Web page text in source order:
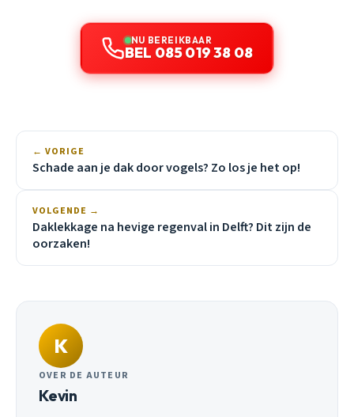
NU BEREIKBAAR
BEL 085 019 38 08
← VORIGE
Schade aan je dak door vogels? Zo los je het op!
VOLGENDE →
Daklekkage na hevige regenval in Delft? Dit zijn de
oorzaken!
K
OVER DE AUTEUR
Kevin